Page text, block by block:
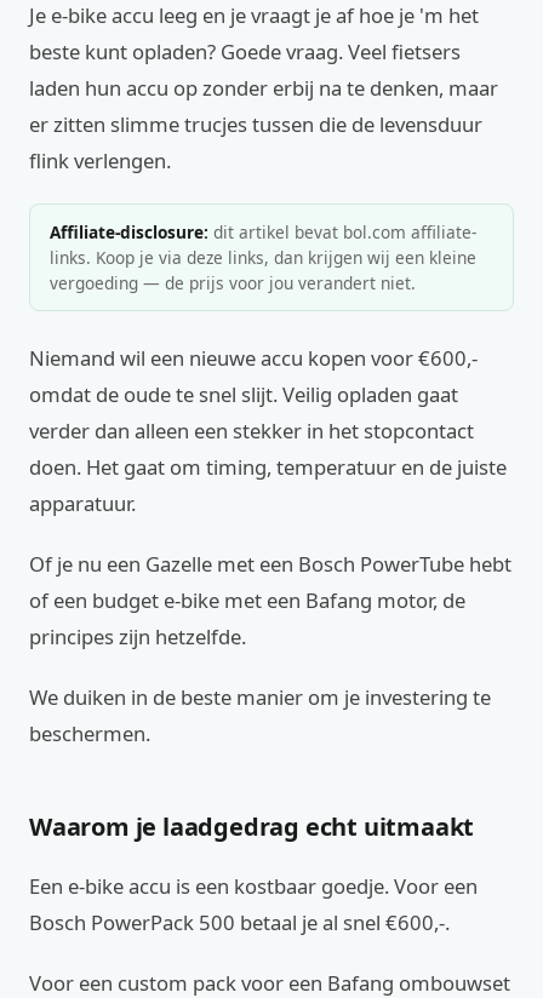
Je e-bike accu leeg en je vraagt je af hoe je 'm het
beste kunt opladen? Goede vraag. Veel fietsers
laden hun accu op zonder erbij na te denken, maar
er zitten slimme trucjes tussen die de levensduur
flink verlengen.
Affiliate-disclosure: dit artikel bevat bol.com affiliate-
links. Koop je via deze links, dan krijgen wij een kleine
vergoeding — de prijs voor jou verandert niet.
Niemand wil een nieuwe accu kopen voor €600,-
omdat de oude te snel slijt. Veilig opladen gaat
verder dan alleen een stekker in het stopcontact
doen. Het gaat om timing, temperatuur en de juiste
apparatuur.
Of je nu een Gazelle met een Bosch PowerTube hebt
of een budget e-bike met een Bafang motor, de
principes zijn hetzelfde.
We duiken in de beste manier om je investering te
beschermen.
Waarom je laadgedrag echt uitmaakt
Een e-bike accu is een kostbaar goedje. Voor een
Bosch PowerPack 500 betaal je al snel €600,-.
Voor een custom pack voor een Bafang ombouwset